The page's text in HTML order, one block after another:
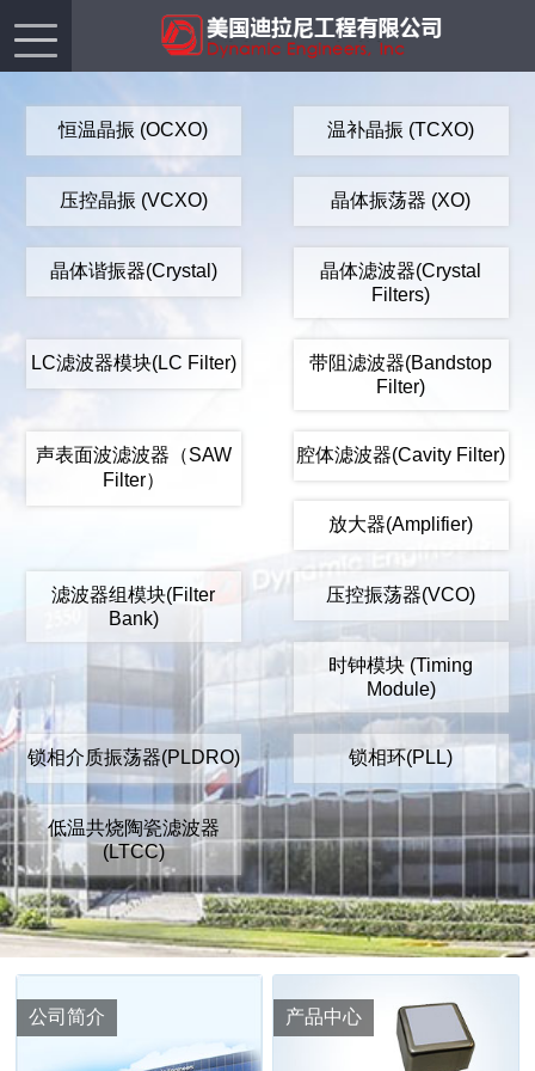
恒温晶振 (OCXO) 温补晶振 (TCXO)
压控晶振 (VCXO) 晶体振荡器 (XO)
晶体谐振器(Crystal)
晶体滤波器(Crystal
Filters)
LC滤波器模块(LC Filter)
带阻滤波器(Bandstop
Filter)
声表面波滤波器（SAW
Filter）
腔体滤波器(Cavity Filter)
放大器(Amplifier)
滤波器组模块(Filter
Bank)
压控振荡器(VCO)
时钟模块 (Timing
Module)
锁相介质振荡器(PLDRO) 锁相环(PLL)
低温共烧陶瓷滤波器
(LTCC)
公司简介 产品中心